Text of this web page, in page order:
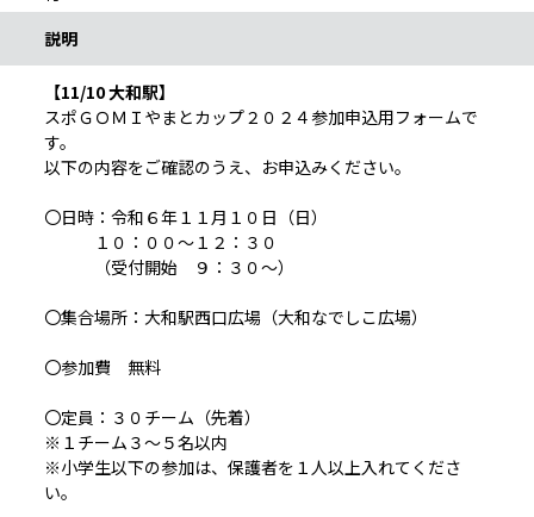
説明
【11/10 大和駅】
スポＧＯＭＩやまとカップ２０２４参加申込用フォームで
す。
以下の内容をご確認のうえ、お申込みください。
〇日時：令和６年１１月１０日（日）
１０：００～１２：３０
（受付開始 ９：３０～）
〇集合場所：大和駅西口広場（大和なでしこ広場）
〇参加費 無料
〇定員：３０チーム（先着）
※１チーム３～５名以内
※小学生以下の参加は、保護者を１人以上入れてくださ
い。